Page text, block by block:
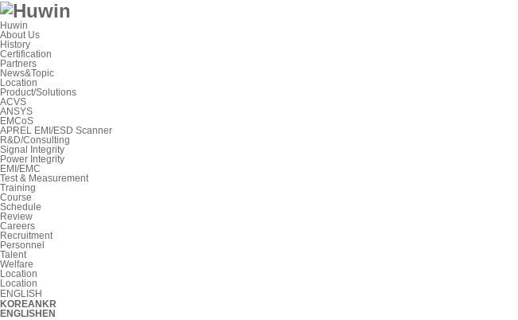
Huwin
About Us
History
Certification
Partners
News&Topic
Location
Product/Solutions
ACVS
ANSYS
EMCoS
APREL EMI/ESD Scanner
R&D/Consulting
Signal Integrity
Power Integrity
EMI/EMC
Test & Measurement
Training
Course
Schedule
Review
Careers
Recruitment
Personnel
Talent
Welfare
Location
Location
ENGLISH
KOREANKR
ENGLISHEN